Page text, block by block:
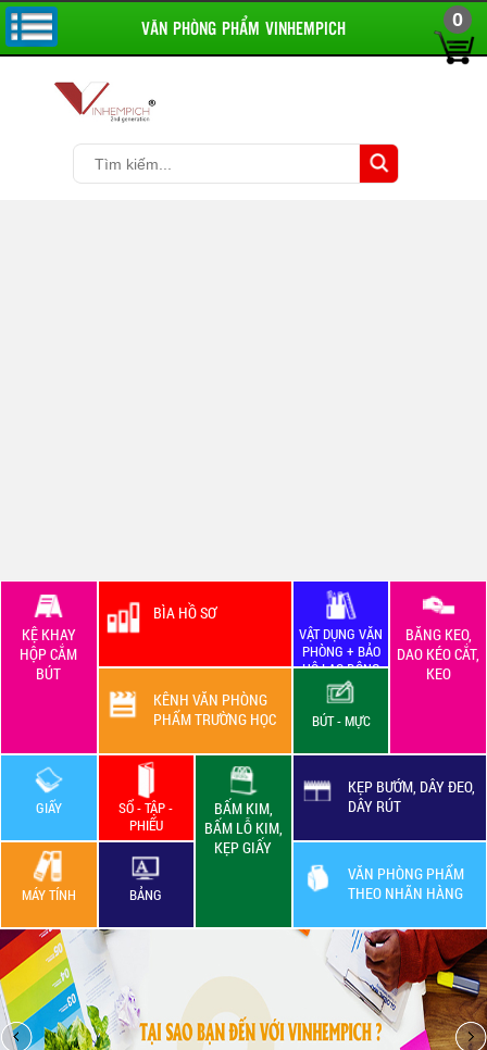
VĂN PHÒNG PHẨM VINHEMPICH
KỆ KHAY
HỘP CẮM
BÚT
BÌA HỒ SƠ
VẬT DỤNG VĂN
PHÒNG + BẢO
HỘ LAO ĐỘNG
BĂNG KEO,
DAO KÉO CẮT,
KEO
KÊNH VĂN PHÒNG
PHẨM TRƯỜNG HỌC
BÚT - MỰC
GIẤY
SỔ - TẬP -
PHIẾU
BẤM KIM,
BẤM LỖ KIM,
KẸP GIẤY
KẸP BƯỚM, DÂY ĐEO,
DÂY RÚT
VĂN PHÒNG PHẨM
THEO NHÃN HÀNG
MÁY TÍNH BẢNG
0